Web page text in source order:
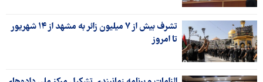
تشرف بیش از ۷ میلیون زائر به مشهد از ۱۴ شهریور
تا امروز